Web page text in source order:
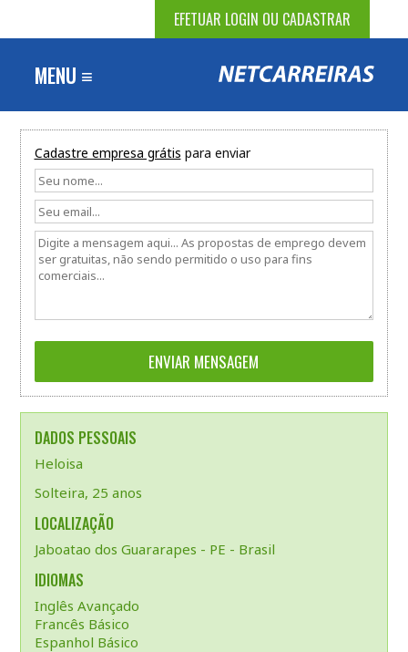
EFETUAR LOGIN OU CADASTRAR
MENU ≡
Cadastre empresa grátis para enviar
DADOS PESSOAIS
Heloisa
Solteira, 25 anos
LOCALIZAÇÃO
Jaboatao dos Guararapes - PE - Brasil
IDIOMAS
Inglês Avançado
Francês Básico
Espanhol Básico